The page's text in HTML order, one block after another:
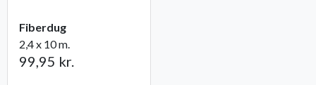
Fiberdug
2,4 x 10 m.
99,95 kr.